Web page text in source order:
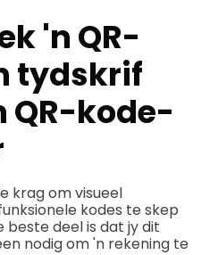
'n QR-
tydskrif
QR-kode-
krag om visueel
kodes te skep
beste deel is dat jy dit
nodig om 'n rekening te